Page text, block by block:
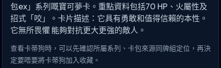
包ex」系列嘅寶可夢卡。重點資料包括70 HP、火屬性及
招式「咬」。卡片描述：它具有勇敢和值得信賴的本性。
它無所畏懼 能夠對抗更大更強的敵人。
查看卡蒂狗時，可以先確認所屬系列、卡包來源同牌組定位，再決
定要唔要將卡蒂狗加入收藏。